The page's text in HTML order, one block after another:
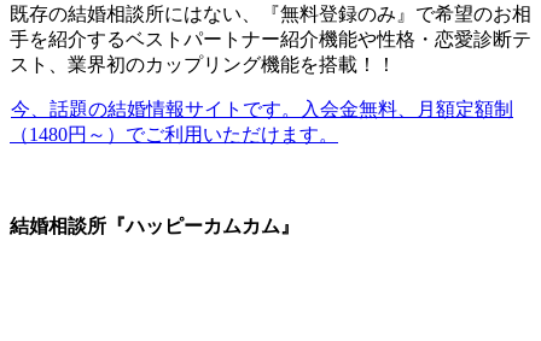
既存の結婚相談所にはない、『無料登録のみ』で希望のお相
手を紹介するベストパートナー紹介機能や性格・恋愛診断テ
スト、業界初のカップリング機能を搭載！！
今、話題の結婚情報サイトです。入会金無料、月額定額制
（1480円～）でご利用いただけます。
結婚相談所『ハッピーカムカム』